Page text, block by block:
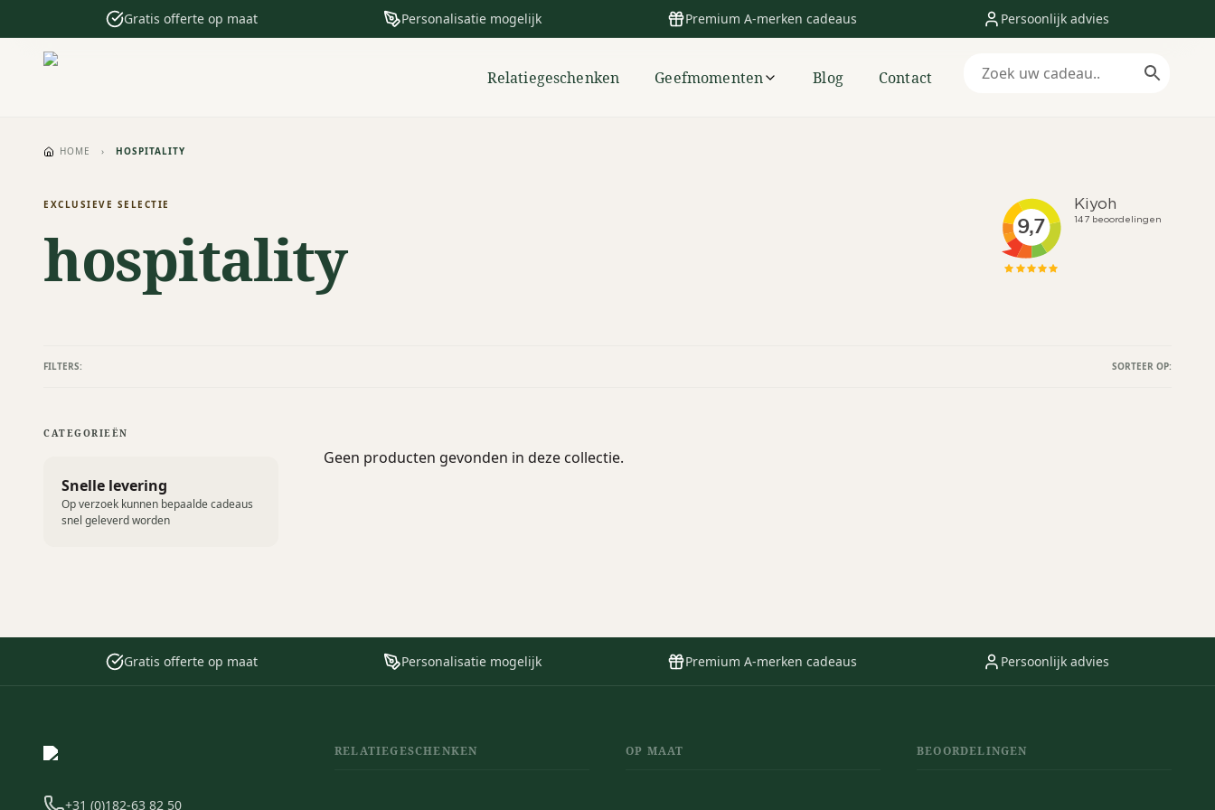
Gratis offerte op maat Personalisatie mogelijk Premium A-merken cadeaus Persoonlijk advies
Relatiegeschenken Geefmomenten Blog Contact
HOME › HOSPITALITY
EXCLUSIEVE SELECTIE
hospitality
FILTERS: SORTEER OP:
CATEGORIEËN
Snelle levering
Op verzoek kunnen bepaalde cadeaus
snel geleverd worden
Geen producten gevonden in deze collectie.
Gratis offerte op maat Personalisatie mogelijk Premium A-merken cadeaus Persoonlijk advies
+31 (0)182-63 82 50
RELATIEGESCHENKEN OP MAAT BEOORDELINGEN